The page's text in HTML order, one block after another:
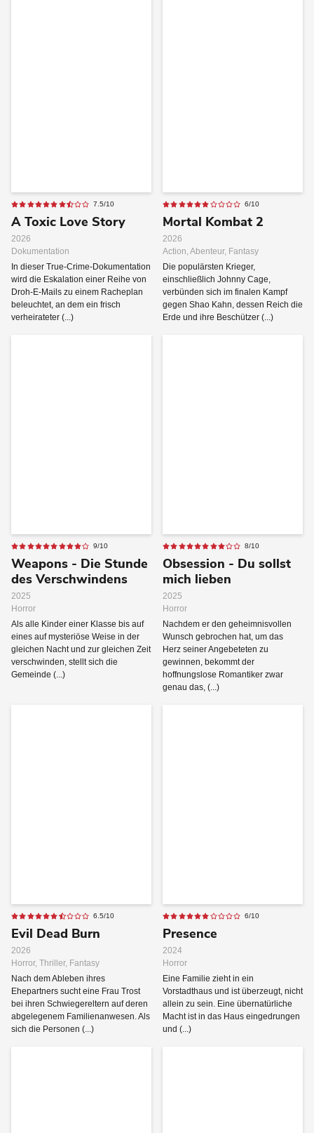
7.5/10
A Toxic Love Story
2026
Dokumentation
In dieser True-Crime-Dokumentation
wird die Eskalation einer Reihe von
Droh-E-Mails zu einem Racheplan
beleuchtet, an dem ein frisch
verheirateter (...)
6/10
Mortal Kombat 2
2026
Action, Abenteur, Fantasy
Die populärsten Krieger,
einschließlich Johnny Cage,
verbünden sich im finalen Kampf
gegen Shao Kahn, dessen Reich die
Erde und ihre Beschützer (...)
9/10
Weapons - Die Stunde
des Verschwindens
2025
Horror
Als alle Kinder einer Klasse bis auf
eines auf mysteriöse Weise in der
gleichen Nacht und zur gleichen Zeit
verschwinden, stellt sich die
Gemeinde (...)
8/10
Obsession - Du sollst
mich lieben
2025
Horror
Nachdem er den geheimnisvollen
Wunsch gebrochen hat, um das
Herz seiner Angebeteten zu
gewinnen, bekommt der
hoffnungslose Romantiker zwar
genau das, (...)
6.5/10
Evil Dead Burn
2026
Horror, Thriller, Fantasy
Nach dem Ableben ihres
Ehepartners sucht eine Frau Trost
bei ihren Schwiegereltern auf deren
abgelegenem Familienanwesen. Als
sich die Personen (...)
6/10
Presence
2024
Horror
Eine Familie zieht in ein
Vorstadthaus und ist überzeugt, nicht
allein zu sein. Eine übernatürliche
Macht ist in das Haus eingedrungen
und (...)